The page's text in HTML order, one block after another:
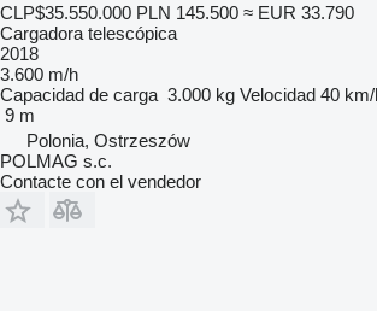
CLP$35.550.000 PLN 145.500 ≈ EUR 33.790
Cargadora telescópica
2018
3.600 m/h
Capacidad de carga 3.000 kg Velocidad 40
9 m
Polonia, Ostrzeszów
POLMAG s.c.
Contacte con el vendedor